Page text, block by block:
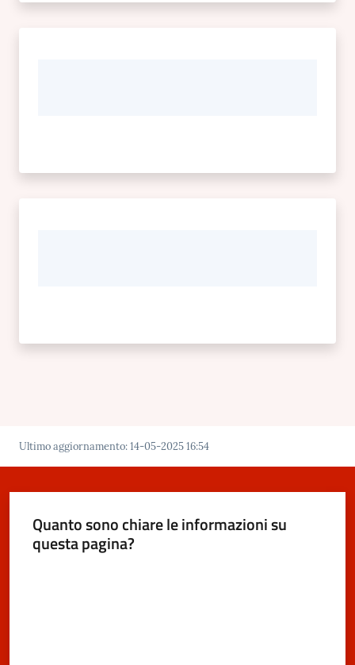
Ultimo aggiornamento:14-05-2025 16:54
Quanto sono chiare le informazioni su
questa pagina?